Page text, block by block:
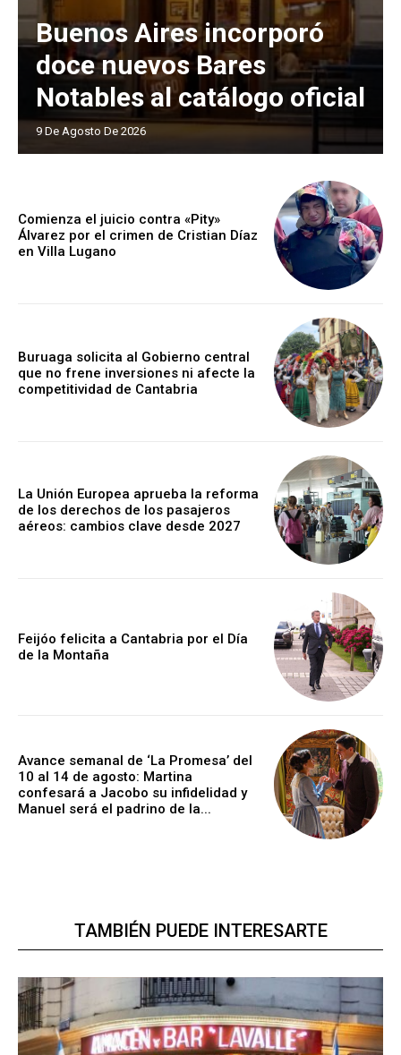
Buenos Aires incorporó
doce nuevos Bares
Notables al catálogo oficial
9 De Agosto De 2026
Comienza el juicio contra «Pity»
Álvarez por el crimen de Cristian Díaz
en Villa Lugano
Buruaga solicita al Gobierno central
que no frene inversiones ni afecte la
competitividad de Cantabria
La Unión Europea aprueba la reforma
de los derechos de los pasajeros
aéreos: cambios clave desde 2027
Feijóo felicita a Cantabria por el Día
de la Montaña
Avance semanal de ‘La Promesa’ del
10 al 14 de agosto: Martina
confesará a Jacobo su infidelidad y
Manuel será el padrino de la...
TAMBIÉN PUEDE INTERESARTE